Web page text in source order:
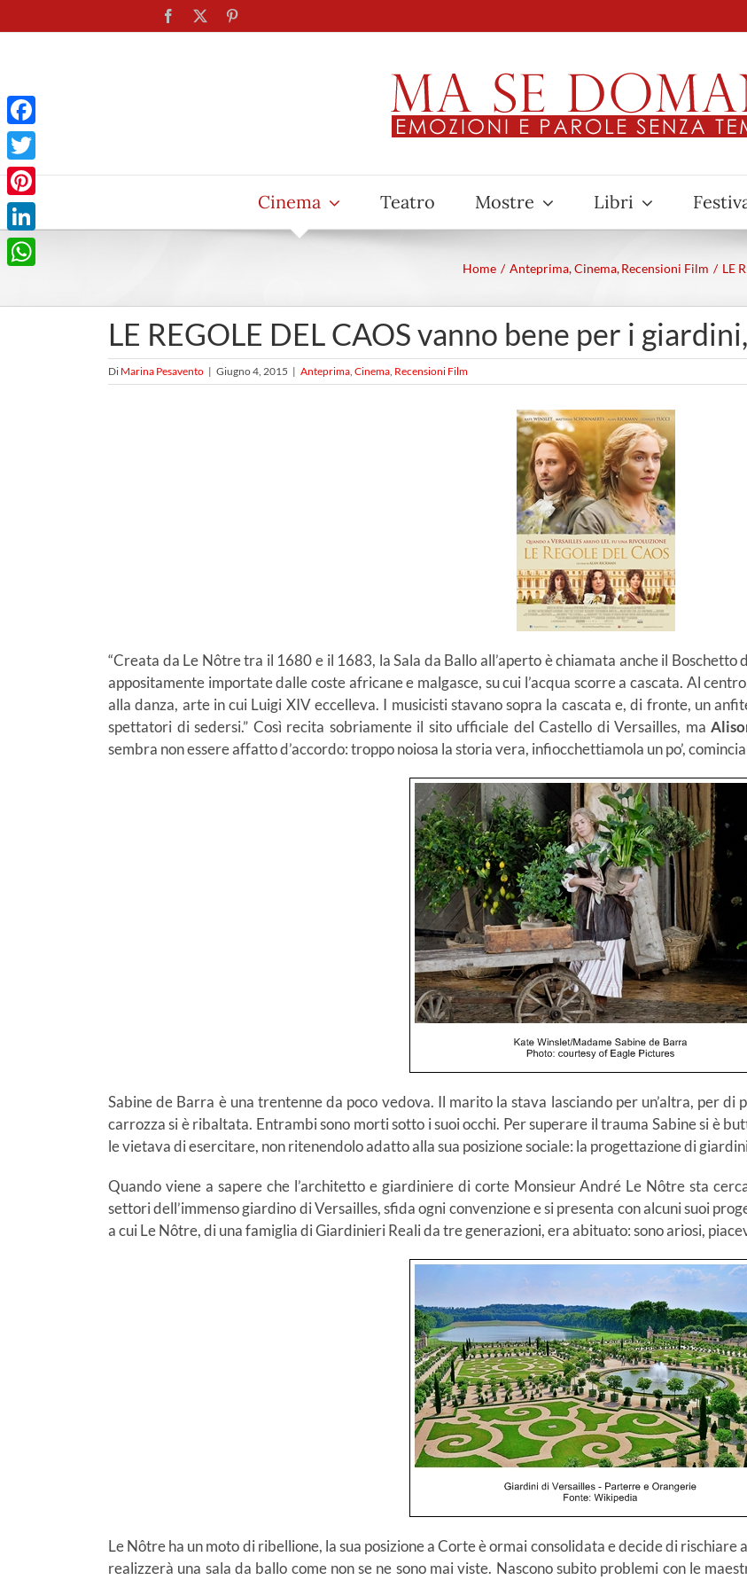
al
Facebook
Cinema Teatro Mostre Libri
Home Anteprima Cinema Recensioni Film LE
LE REGOLE DEL CAOS vanno bene per i
Di Marina Pesavento | Giugno 4, 2015 | Anteprima, Cinema, Recensioni Film
“Creata da Le Nôtre tra il 1680 e il 1683, la Sala da Ballo all’aperto è chiamata anche il Boschetto
appositamente importate dalle coste africane e malgasce, su cui l’acqua scorre a cascata. Al
alla danza, arte in cui Luigi XIV eccelleva. I musicisti stavano sopra la cascata e, di fronte, un
spettatori di sedersi.” Così recita sobriamente il sito ufficiale del Castello di Versailles, ma
sembra non essere affatto d’accordo: troppo noiosa la storia vera, infiocchettiamola un po’,
Sabine de Barra è una trentenne da poco vedova. Il marito la stava lasciando per un’altra, per di
carrozza si è ribaltata. Entrambi sono morti sotto i suoi occhi. Per superare il trauma Sabine si è
le vietava di esercitare, non ritenendolo adatto alla sua posizione sociale: la progettazione di
Quando viene a sapere che l’architetto e giardiniere di corte Monsieur André Le Nôtre sta
settori dell’immenso giardino di Versailles, sfida ogni convenzione e si presenta con alcuni suoi
a cui Le Nôtre, di una famiglia di Giardinieri Reali da tre generazioni, era abituato: sono ariosi,
Le Nôtre ha un moto di ribellione, la sua posizione a Corte è ormai consolidata e decide di rischiare
realizzerà una sala da ballo come non se ne sono mai viste. Nascono subito problemi con le
Facebook
Twitter
Pinterest
LinkedIn